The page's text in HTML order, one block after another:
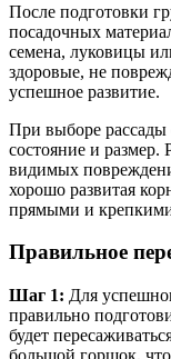
После подготовки
посадочных
семена, луковицы
здоровые, не
успешное развитие.
При выборе рассады
состояние и размер.
видимых
хорошо развитая
прямыми и
Правильное
Шаг 1: Для
правильно
будет